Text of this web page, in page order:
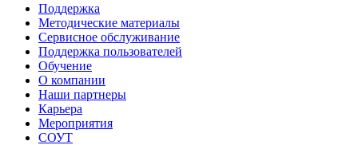
Поддержка
Методические материалы
Сервисное обслуживание
Поддержка пользователей
Обучение
О компании
Наши партнеры
Карьера
Мероприятия
СОУТ